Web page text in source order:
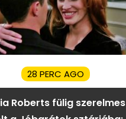
28 PERC AGO
Roberts fülig szerelmes